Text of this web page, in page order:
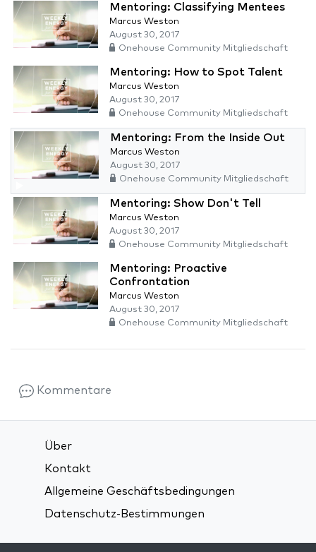
Mentoring: Classifying Mentees
Marcus Weston
August 30, 2017
Onehouse Community Mitgliedschaft
Mentoring: How to Spot Talent
Marcus Weston
August 30, 2017
Onehouse Community Mitgliedschaft
Mentoring: From the Inside Out
Marcus Weston
August 30, 2017
Onehouse Community Mitgliedschaft
Mentoring: Show Don't Tell
Marcus Weston
August 30, 2017
Onehouse Community Mitgliedschaft
Mentoring: Proactive
Confrontation
Marcus Weston
August 30, 2017
Onehouse Community Mitgliedschaft
Kommentare
Über
Kontakt
Allgemeine Geschäftsbedingungen
Datenschutz-Bestimmungen